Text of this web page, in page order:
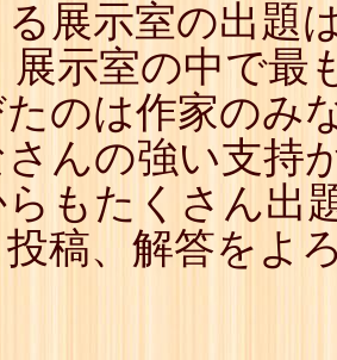
19 ☗
20 ☖
21 ☗
22 ☖
23☗
24 ☖
25☗
26☖
27☗
28☖
29☗
30
☖
る展示室の出題
展示室の中で最
のは作家のみ
んの強い支持
らもたくさん出
稿、解答をよ